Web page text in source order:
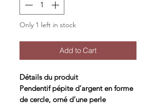
Only 1 left in stock
Add to Cart
Détails du produit
Pendentif pépite d’argent en forme
de cercle, orné d’une perle